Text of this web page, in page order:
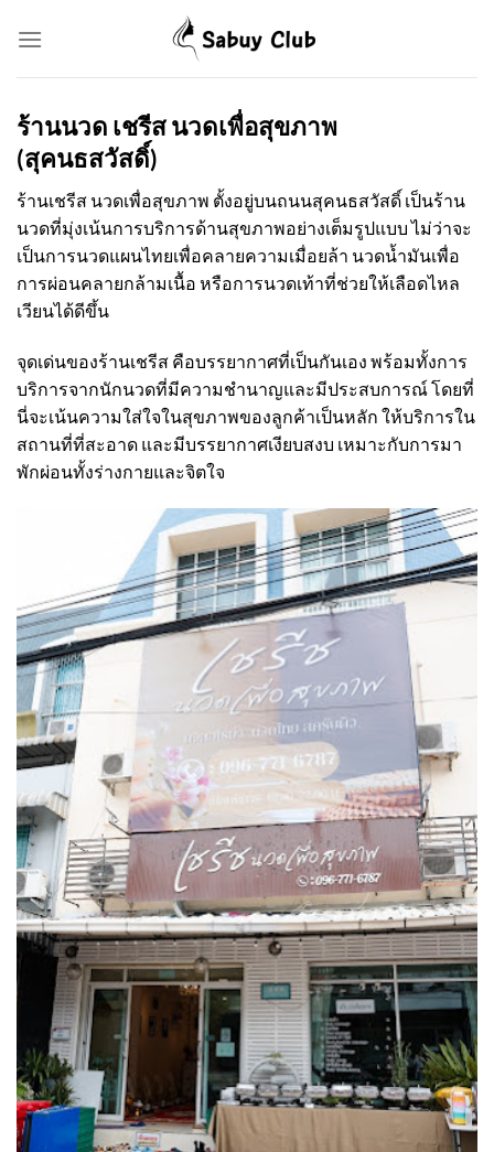
ร้านนวด เชรีส นวดเพื่อสุขภาพ
(สุคนธสวัสดิ์)
ร้านเชรีส นวดเพื่อสุขภาพ ตั้งอยู่บนถนนสุคนธสวัสดิ์ เป็นร้าน
นวดที่มุ่งเน้นการบริการด้านสุขภาพอย่างเต็มรูปแบบ ไม่ว่าจะ
เป็นการนวดแผนไทยเพื่อคลายความเมื่อยล้า นวดน้ำมันเพื่อ
การผ่อนคลายกล้ามเนื้อ หรือการนวดเท้าที่ช่วยให้เลือดไหล
เวียนได้ดีขึ้น
จุดเด่นของร้านเชรีส คือบรรยากาศที่เป็นกันเอง พร้อมทั้งการ
บริการจากนักนวดที่มีความชำนาญและมีประสบการณ์ โดยที่
นี่จะเน้นความใส่ใจในสุขภาพของลูกค้าเป็นหลัก ให้บริการใน
สถานที่ที่สะอาด และมีบรรยากาศเงียบสงบ เหมาะกับการมา
พักผ่อนทั้งร่างกายและจิตใจ